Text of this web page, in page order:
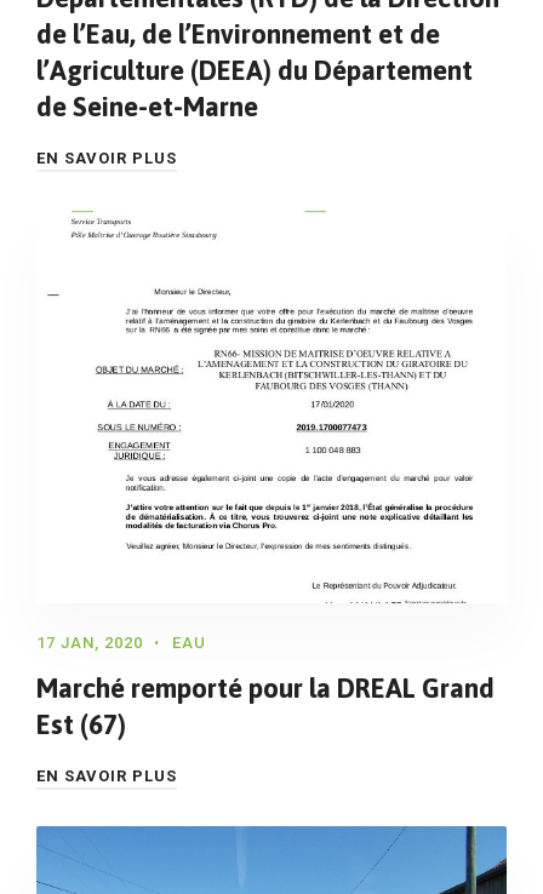
de l’Eau, de l’Environnement et de
l’Agriculture (DEEA) du Département
de Seine-et-Marne
EN SAVOIR PLUS
17 JAN, 2020 EAU
Marché remporté pour la DREAL Grand
Est (67)
EN SAVOIR PLUS